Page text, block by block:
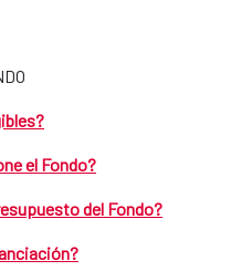
el Fondo?
del Fondo?